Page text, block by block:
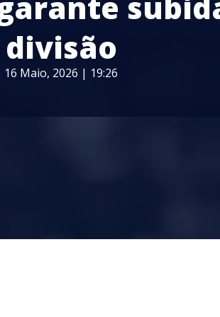
divisão
16 Maio, 2026 | 19:26